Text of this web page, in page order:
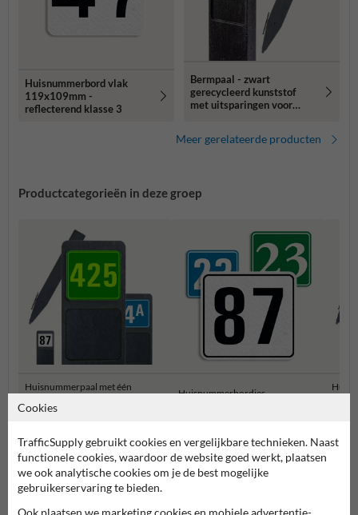
Huisnummerbord vlak
119x109mm -
reflecterend klasse 3
Bermpaal - zwart
gerecycleerd kunststof
met uitsparingen voor
Meer gerelateerde producten
Productcategorieën in deze groep
Huisnummerpaal met één
Huisnummerbordjes
Huisnummerborden & palen
Cookies
TrafficSupply gebruikt cookies en vergelijkbare technieken. Naast
functionele cookies, waardoor de website goed werkt, plaatsen
we ook analytische cookies om je de best mogelijke
gebruikerservaring te bieden.
Ook plaatsen we marketing cookies en mobiele advertentie-